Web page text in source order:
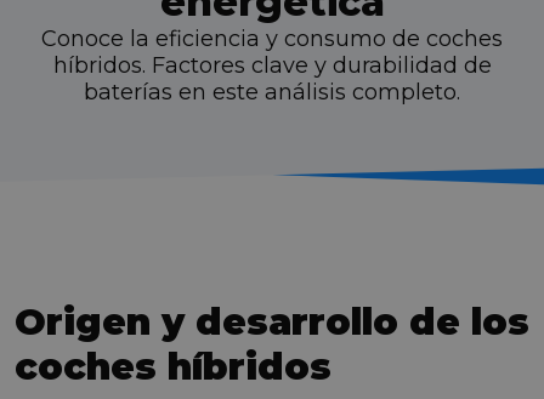
Conoce la eficiencia y consumo de coches
híbridos. Factores clave y durabilidad de
baterías en este análisis completo.
Origen y desarrollo de los
coches híbridos